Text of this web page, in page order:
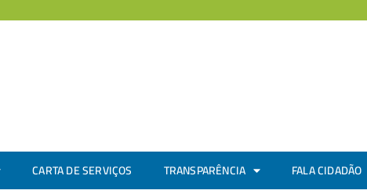
CARTA DE SERVIÇOS TRANSPARÊNCIA FALA CIDADÃO